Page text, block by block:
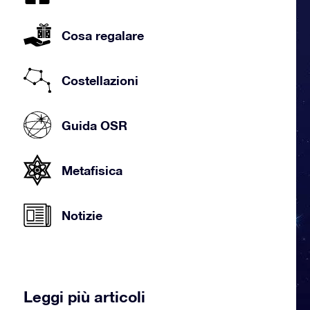
Cosa regalare
Costellazioni
Guida OSR
Metafisica
Notizie
Leggi più articoli